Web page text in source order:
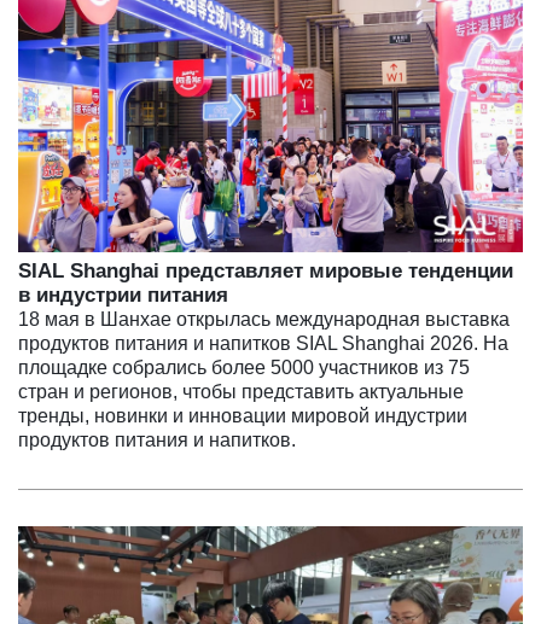
SIAL Shanghai представляет мировые тенденции
в индустрии питания
18 мая в Шанхае открылась международная выставка
продуктов питания и напитков SIAL Shanghai 2026. На
площадке собрались более 5000 участников из 75
стран и регионов, чтобы представить актуальные
тренды, новинки и инновации мировой индустрии
продуктов питания и напитков.